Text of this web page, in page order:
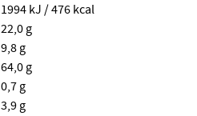
1994 kJ / 476 kcal
22,0 g
9,8 g
64,0 g
0,7 g
3,9 g